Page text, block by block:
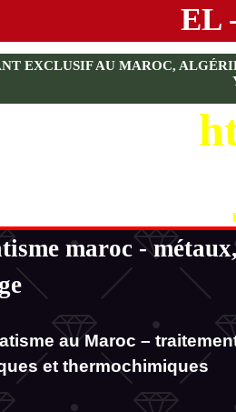
EL
EXCLUSIF AU MAROC,
maroc -
au Maroc –
et thermochimiques